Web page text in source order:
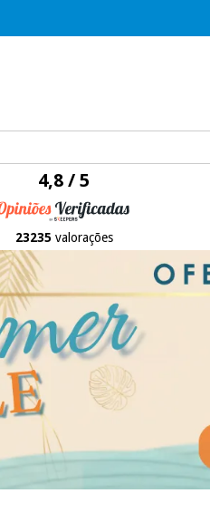
4,8 / 5
23235 valorações